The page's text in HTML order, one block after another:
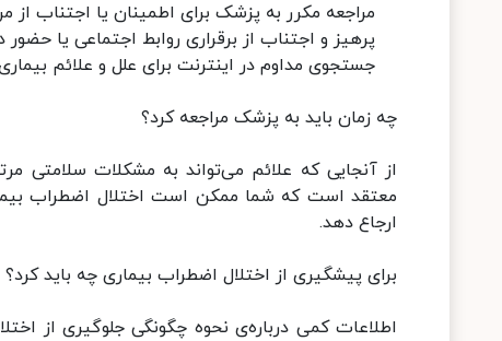
مراجعه مکرر به پزشک برای اطمینان یا اجتناب
پرهیز و اجتناب از برقراری روابط اجتماعی یا
جستجوی مداوم در اینترنت برای علل و علائم
چه زمان باید به پزشک مراجعه کرد؟
از آنجایی که علائم می‌تواند به مشکلات
معتقد است که شما ممکن است اختلال اضطراب
ارجاع دهد.
برای پیشگیری از اختلال اضطراب بیماری چه باید کرد؟
اطلاعات کمی درباره‌ی نحوه چگونگی جلوگیری از